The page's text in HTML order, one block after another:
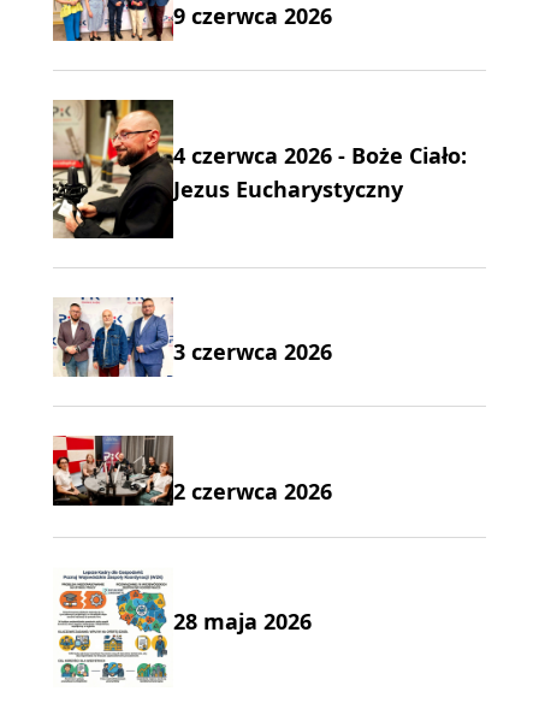
9 czerwca 2026
4 czerwca 2026 - Boże Ciało:
Jezus Eucharystyczny
3 czerwca 2026
2 czerwca 2026
28 maja 2026